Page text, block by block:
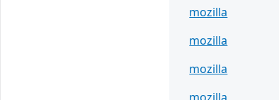
mozilla
mozilla
mozilla